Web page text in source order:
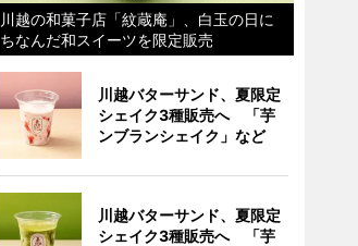
川越の和菓子店「紋蔵庵」、白玉の日に
ちなんだ和スイーツを限定販売
川越バターサンド、夏限定
シェイク3種販売へ 「芋
ンブランシェイク」など
川越バターサンド、夏限定
シェイク3種販売へ 「芋